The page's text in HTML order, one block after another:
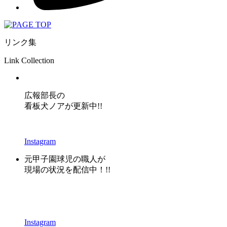
リンク集
Link Collection
広報部長の
看板犬ノアが更新中!!
Instagram
元甲子園球児の職人が
現場の状況を配信中！!!
Instagram